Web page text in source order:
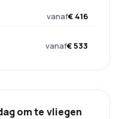
vanaf€ 416
vanaf€ 533
om te vliegen